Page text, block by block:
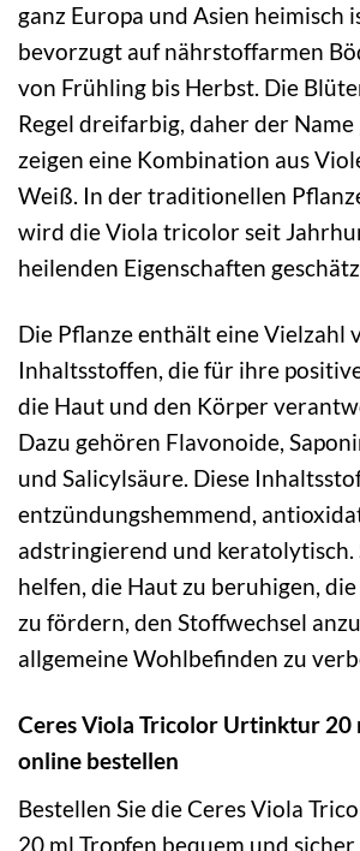
ganz Europa und Asien heimisch
bevorzugt auf nährstoffarmen
von Frühling bis Herbst. Die
Regel dreifarbig, daher der Name
zeigen eine Kombination aus
Weiß. In der traditionellen
wird die Viola tricolor seit
heilenden Eigenschaften
Die Pflanze enthält eine Vielzahl
Inhaltsstoffen, die für ihre
die Haut und den Körper
Dazu gehören Flavonoide,
und Salicylsäure. Diese
entzündungshemmend,
adstringierend und keratolytisch.
helfen, die Haut zu beruhigen,
zu fördern, den Stoffwechsel
allgemeine Wohlbefinden zu
Ceres Viola Tricolor Urtinktur 20
online bestellen
Bestellen Sie die Ceres Viola
20 ml Tropfen bequem und